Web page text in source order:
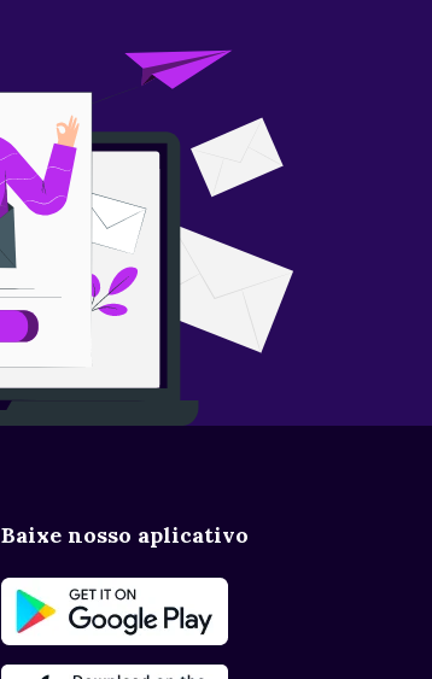
Baixe nosso aplicativo